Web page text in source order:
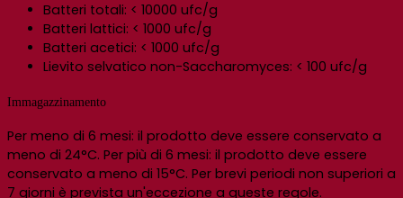
Batteri totali: < 10000 ufc/g
Batteri lattici: < 1000 ufc/g
Batteri acetici: < 1000 ufc/g
Lievito selvatico non-Saccharomyces: < 100 ufc/g
Immagazzinamento
Per meno di 6 mesi: il prodotto deve essere conservato a
meno di 24°C. Per più di 6 mesi: il prodotto deve essere
conservato a meno di 15°C. Per brevi periodi non superiori a
7 giorni è prevista un'eccezione a queste regole.